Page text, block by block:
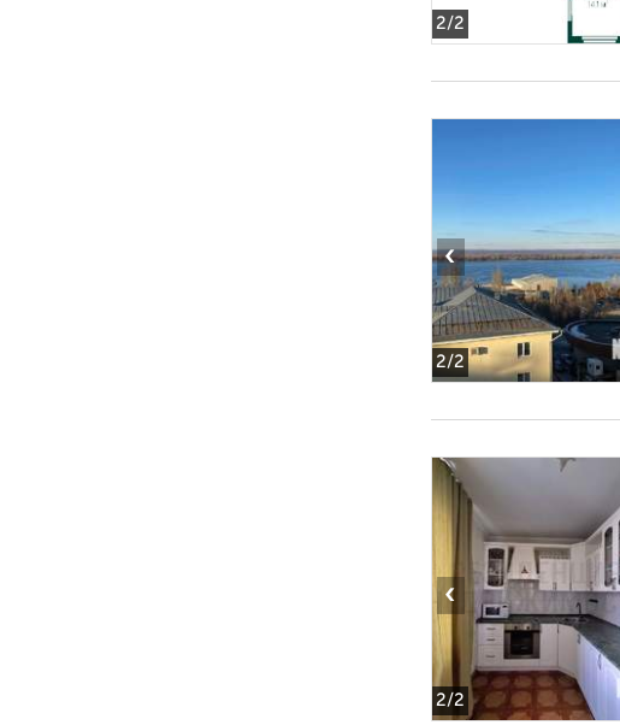
2/2
2/2
‹
2/2
‹